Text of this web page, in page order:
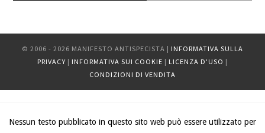
© 2006 - 2026 MANIFESTO ANTISPECISTA | INFORMATIVA SULLA
PRIVACY | INFORMATIVA SUI COOKIE | LICENZA D'USO |
CONDIZIONI DI VENDITA
Nessun testo pubblicato in questo sito web può essere utilizzato per